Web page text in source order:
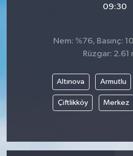
09:30
Nem: %76, Basınç:
Rüzgar: 2.61
Altınova Armutlu
Çiftlikköy Merkez